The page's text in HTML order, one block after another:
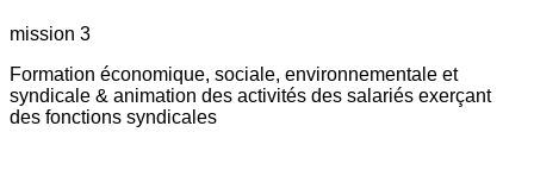
mission 3
Formation économique, sociale, environnementale et
syndicale & animation des activités des salariés exerçant
des fonctions syndicales